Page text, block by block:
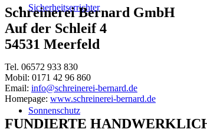
Sicherheitserrichter
Sonnenschutz
Schreinerei Bernard GmbH
Auf der Schleif 4
54531 Meerfeld
Tel. 06572 933 830
Mobil: 0171 42 96 860
Email: info@schreinerei-bernard.de
Homepage: www.schreinerei-bernard.de
FUNDIERTE